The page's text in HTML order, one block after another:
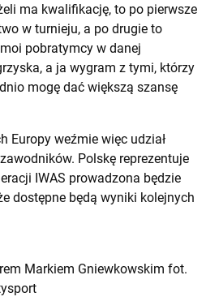
ma kwalifikację, to po pierwsze
w turnieju, a po drugie to
pobratymcy w danej
a ja wygram z tymi, którzy
mogę dać większą szansę
Europy weźmie więc udział
Polskę reprezentuje
IWAS prowadzona będzie
dostępne będą wyniki kolejnych
Markiem Gniewkowskim fot.